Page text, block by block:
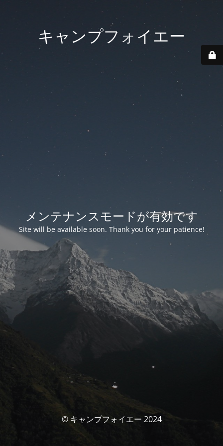
キャンプフォイエー
メンテナンスモードが有効です
Site will be available soon. Thank you for your patience!
© キャンプフォイエー 2024